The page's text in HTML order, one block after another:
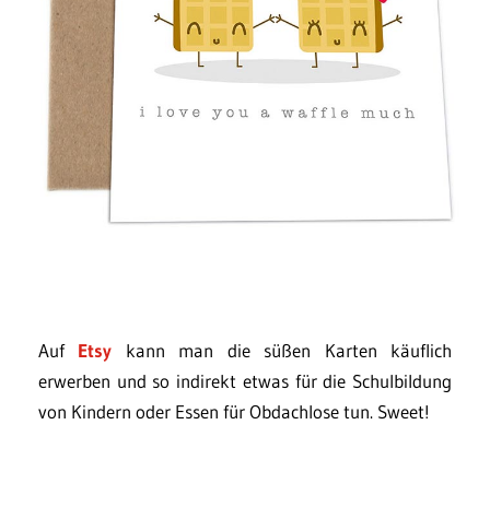
Auf Etsy kann man die süßen Karten käuflich
erwerben und so indirekt etwas für die Schulbildung
von Kindern oder Essen für Obdachlose tun. Sweet!